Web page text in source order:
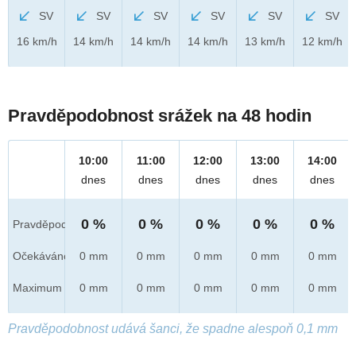
SV
16 km/h
SV
14 km/h
SV
14 km/h
SV
14 km/h
SV
13 km/h
SV
12 km/h
Pravděpodobnost srážek na 48 hodin
Pravděpod.
Očekáváno
Maximum
10:00
dnes
0 %
0 mm
0 mm
11:00
dnes
0 %
0 mm
0 mm
12:00
dnes
0 %
0 mm
0 mm
13:00
dnes
0 %
0 mm
0 mm
14:00
dnes
0 %
0 mm
0 mm
Pravděpodobnost udává šanci, že spadne alespoň 0,1 mm